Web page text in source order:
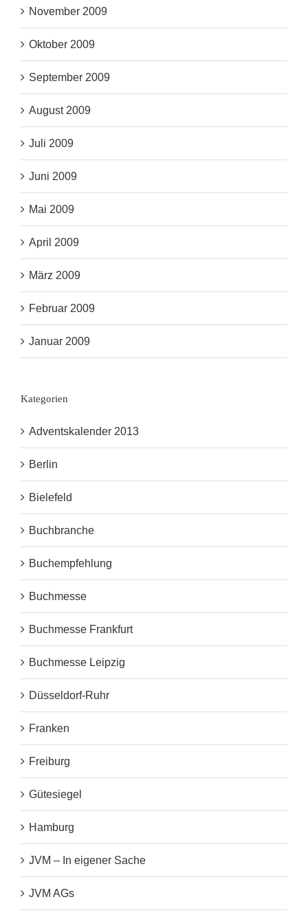
November 2009
Oktober 2009
September 2009
August 2009
Juli 2009
Juni 2009
Mai 2009
April 2009
März 2009
Februar 2009
Januar 2009
Kategorien
Adventskalender 2013
Berlin
Bielefeld
Buchbranche
Buchempfehlung
Buchmesse
Buchmesse Frankfurt
Buchmesse Leipzig
Düsseldorf-Ruhr
Franken
Freiburg
Gütesiegel
Hamburg
JVM – In eigener Sache
JVM AGs